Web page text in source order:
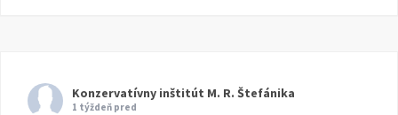
Konzervatívny inštitút M. R. Štefánika
1 týždeň pred